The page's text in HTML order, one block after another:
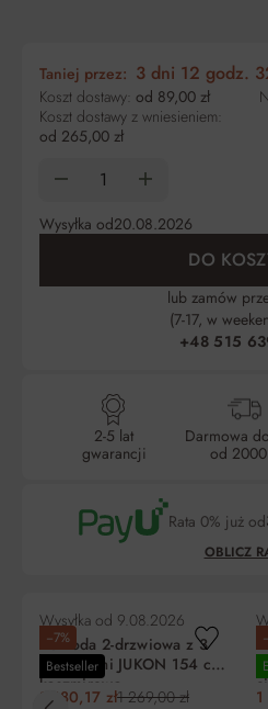
Taniej przez: 3 dni 12 godz.
Koszt dostawy: od 89,00 zł
Koszt dostawy z wniesieniem:
od 265,00 zł
Wysyłka od20.08.2026
DO
lub zamów
(7-17, w
+48 515
2-5 lat
gwarancji
Darmowa
od 2000
Rata 0% już od
OBLICZ
−7%
Bestseller
Wysyłka od 9.08.2026
Komoda 2-drzwiowa z 3
szufladami JUKON 154 cm
kaszmirowa
1 180,17 zł1 269,00 zł